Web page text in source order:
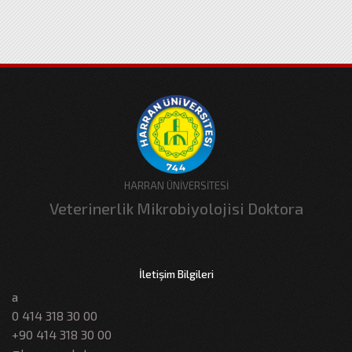
HARRAN ÜNİVERSİTESİ
Veterinerlik Mikrobiyolojisi Doktora
İletişim Bilgileri
a
0 414 318 30 00
+90 414 318 30 00